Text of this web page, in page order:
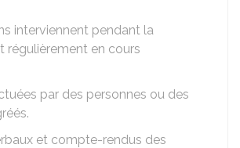
interviennent pendant la
régulièrement en cours
par des personnes ou des
et compte-rendus des